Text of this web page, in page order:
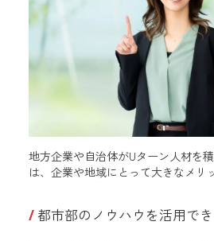
地方企業や自治体がUターン人材を
は、企業や地域にとって大きなメリ
都市部のノウハウを活用で